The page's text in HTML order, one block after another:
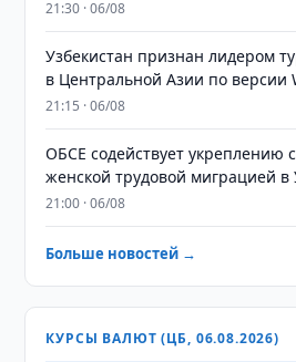
21:30 · 06/08
Узбекистан признан лидером
в Центральной Азии по версии
21:15 · 06/08
ОБСЕ содействует укреплению
женской трудовой миграцией в
21:00 · 06/08
Больше новостей →
КУРСЫ ВАЛЮТ (ЦБ, 06.08.2026)